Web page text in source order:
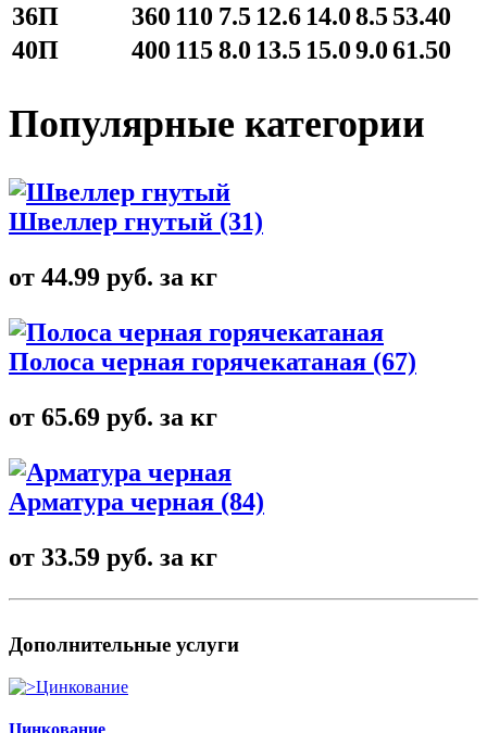
36П
360 110 7.5 12.6 14.08.553.40
40П
400 1158.0 13.5 15.09.061.50
Популярные категории
Швеллер гнутый (31)
от 44.99 руб. за кг
Полоса черная горячекатаная (67)
от 65.69 руб. за кг
Арматура черная (84)
от 33.59 руб. за кг
Дополнительные услуги